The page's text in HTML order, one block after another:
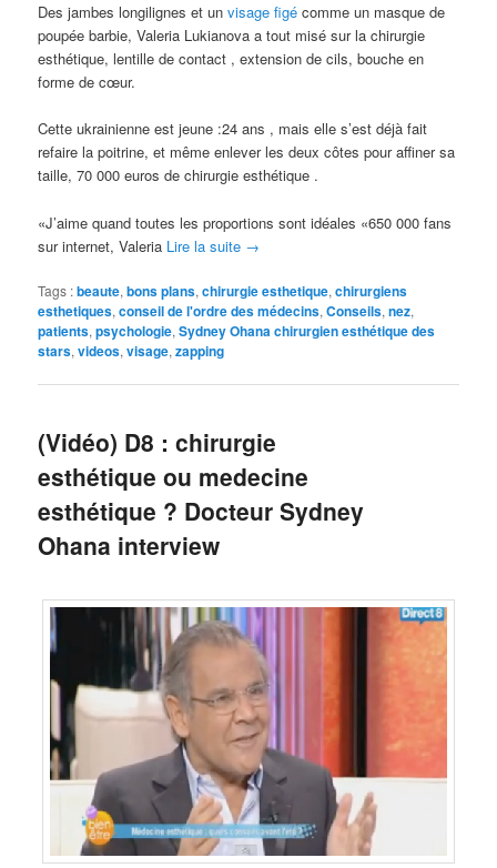
Des jambes longilignes et unvisage figé comme un masque de
poupée barbie, Valeria Lukianova a tout misé sur la chirurgie
esthétique, lentille de contact , extension de cils, bouche en
forme de cœur.
Cette ukrainienne est jeune :24 ans , mais elle s’est déjà fait
refaire la poitrine, et même enlever les deux côtes pour affiner sa
taille, 70 000 euros de chirurgie esthétique .
«J’aime quand toutes les proportions sont idéales «650 000 fans
sur internet, Valeria Lire la suite →
Tags :beaute,bons plans,chirurgie esthetique,chirurgiens
esthetiques,conseil de l'ordre des médecins,Conseils,nez,
patients,psychologie,Sydney Ohana chirurgien esthétique des
stars,videos,visage,zapping
(Vidéo) D8 : chirurgie
esthétique ou medecine
esthétique ? Docteur Sydney
Ohana interview